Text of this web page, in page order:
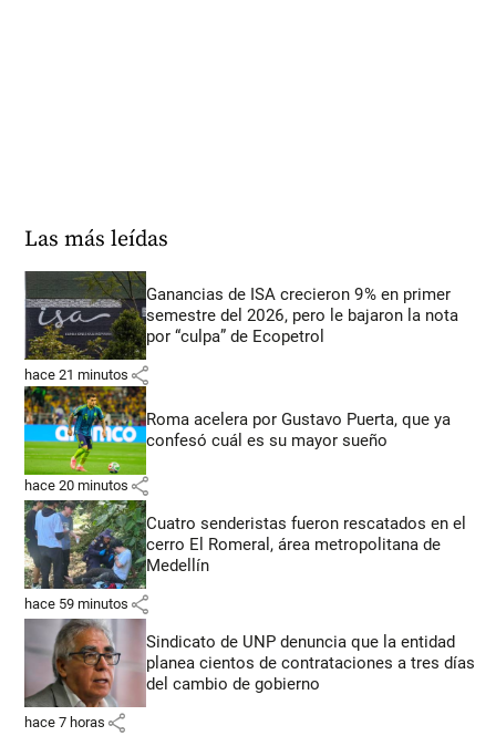
Las más leídas
Ganancias de ISA crecieron 9% en primer
semestre del 2026, pero le bajaron la nota
por “culpa” de Ecopetrol
hace 21 minutos share
Roma acelera por Gustavo Puerta, que ya
confesó cuál es su mayor sueño
hace 20 minutos share
Cuatro senderistas fueron rescatados en el
cerro El Romeral, área metropolitana de
Medellín
hace 59 minutos share
Sindicato de UNP denuncia que la entidad
planea cientos de contrataciones a tres días
del cambio de gobierno
hace 7 horas share